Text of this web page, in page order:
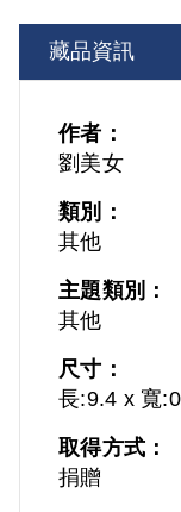
藏品資訊
作者：
劉美女
類別：
其他
主題類別：
其他
尺寸：
長:9.4 x 寬
取得方式：
捐贈